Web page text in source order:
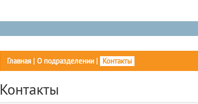
Главная| О подразделении| Контакты
Контакты